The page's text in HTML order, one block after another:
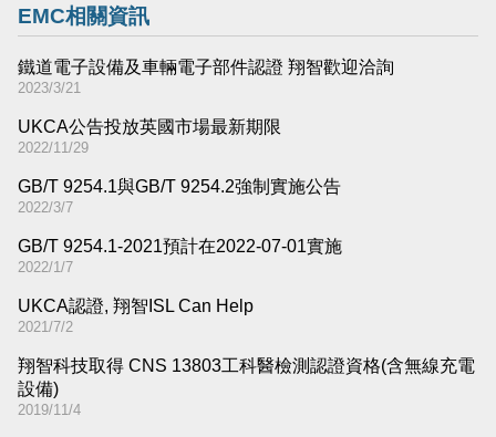
EMC相關資訊
鐵道電子設備及車輛電子部件認證 翔智歡迎洽詢
2023/3/21
UKCA公告投放英國市場最新期限
2022/11/29
GB/T 9254.1與GB/T 9254.2強制實施公告
2022/3/7
GB/T 9254.1-2021預計在2022-07-01實施
2022/1/7
UKCA認證, 翔智ISL Can Help
2021/7/2
翔智科技取得 CNS 13803工科醫檢測認證資格(含無線充電
設備)
2019/11/4